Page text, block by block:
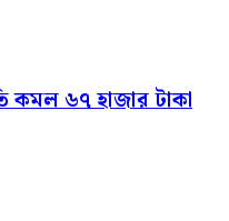
কমল ৬৭ হাজার টাকা